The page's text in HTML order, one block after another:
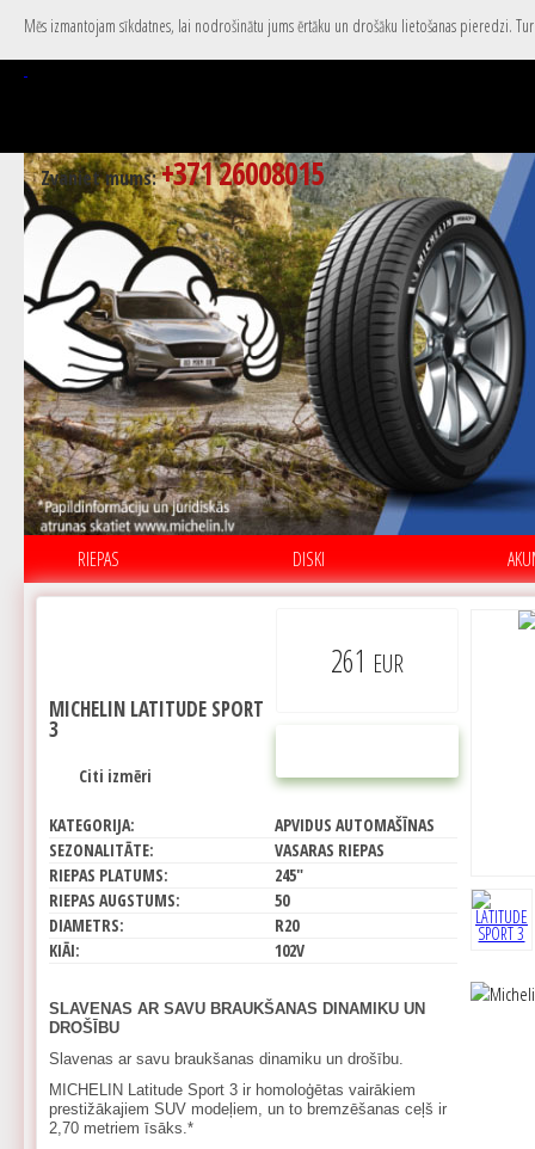
Mēs izmantojam sīkdatnes, lai nodrošinātu jums ērtāku un drošāku lietošanas pieredzi.
Zvaniet mums:+371 26008015
RIEPAS DISKI
261 EUR
MICHELIN LATITUDE SPORT
3
Citi izmēri
KATEGORIJA:
APVIDUS AUTOMAŠĪNAS
SEZONALITĀTE:
VASARAS RIEPAS
RIEPAS PLATUMS:
245"
RIEPAS AUGSTUMS:
50
DIAMETRS:
R20
KIĀI:
102V
SLAVENAS AR SAVU BRAUKŠANAS DINAMIKU UN
DROŠĪBU
Slavenas ar savu braukšanas dinamiku un drošību.
MICHELIN Latitude Sport 3 ir homoloģētas vairākiem
prestižākajiem SUV modeļiem, un to bremzēšanas ceļš ir
2,70 metriem īsāks.*